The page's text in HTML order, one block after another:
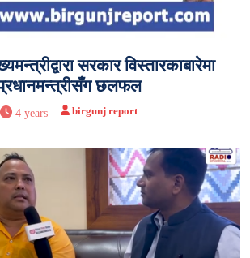
सरकार विस्तारकाबारेमा
छलफल
4 years birgunj report